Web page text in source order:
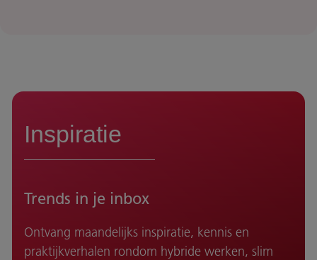
Inspiratie
Trends in je inbox
Ontvang maandelijks inspiratie, kennis en
praktijkverhalen rondom hybride werken, slim